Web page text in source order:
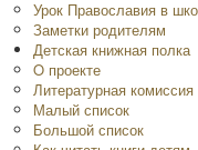
Урок Православия в
Заметки родителям
Детская книжная полка
O проекте
Литературная комиссия
Малый список
Большой список